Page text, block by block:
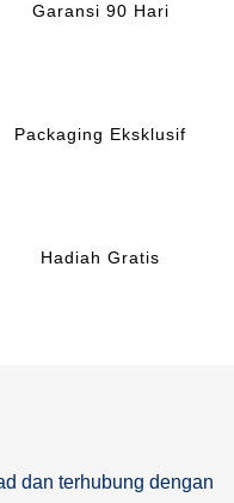
Garansi 90 Hari
Packaging Eksklusif
Hadiah Gratis
dan terhubung dengan